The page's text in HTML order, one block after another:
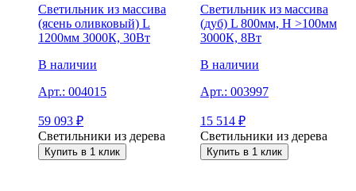
Светильник из массива
(ясень оливковый) L
1200мм 3000К, 30Вт
В наличии
Арт.: 004015
59 093 ₽
Светильники из дерева
Купить в 1 клик
Светильник из массива
(дуб) L 800мм, H >100мм
3000К, 8Вт
В наличии
Арт.: 003997
15 514 ₽
Светильники из дерева
Купить в 1 клик